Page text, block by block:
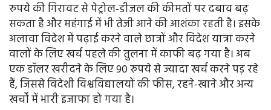
रुपये की गिरावट से पेट्रोल-डीजल की कीमतों पर दबाव बढ़
सकता है और महंगाई में भी तेजी आने की आशंका रहती है। इसके
अलावा विदेश में पढ़ाई करने वाले छात्रों और विदेश यात्रा करने
वालों के लिए खर्च पहले की तुलना में काफी बढ़ गया है। अब
एक डॉलर खरीदने के लिए 90 रुपये से ज्यादा खर्च करने पड़ रहे
हैं, जिससे विदेशी विश्वविद्यालयों की फीस, रहने-खाने और अन्य
खर्चों में भारी इजाफा हो गया है।